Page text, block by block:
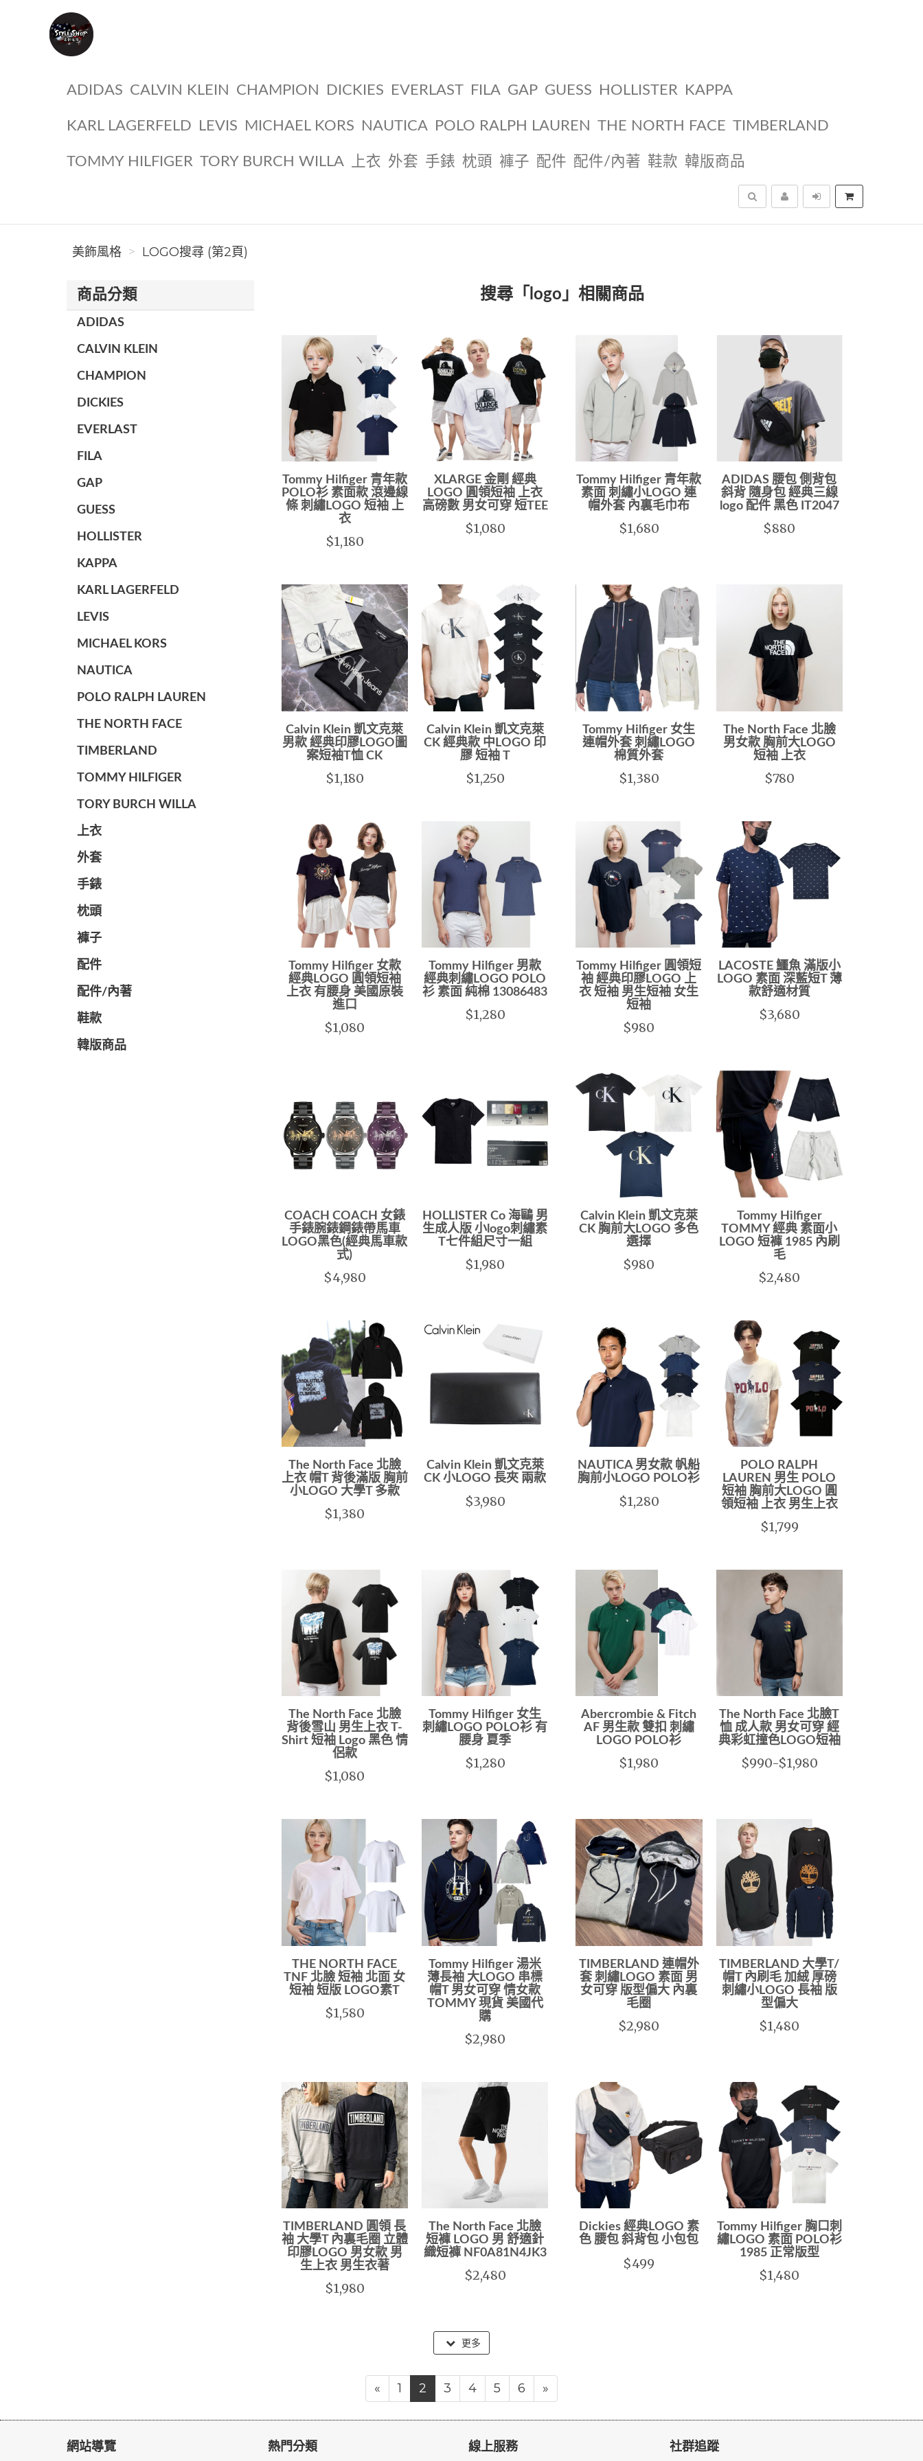
ADIDAS CALVIN KLEIN CHAMPION DICKIES EVERLAST FILA GAP GUESS HOLLISTER KAPPA
KARL LAGERFELD LEVIS MICHAEL KORS NAUTICA POLO RALPH LAUREN THE NORTH FACE TIMBERLAND
TOMMY HILFIGER TORY BURCH WILLA 上衣 外套 手錶 枕頭 褲子 配件 配件/內著 鞋款 韓版商品
搜尋
美飾風格 LOGO搜尋 (第2頁)
商品分類
ADIDAS
CALVIN KLEIN
CHAMPION
DICKIES
EVERLAST
FILA
GAP
GUESS
HOLLISTER
KAPPA
KARL LAGERFELD
LEVIS
MICHAEL KORS
NAUTICA
POLO RALPH LAUREN
THE NORTH FACE
TIMBERLAND
TOMMY HILFIGER
TORY BURCH WILLA
上衣
外套
手錶
枕頭
褲子
配件
配件/內著
鞋款
韓版商品
搜尋「logo」相關商品
Tommy Hilfiger 青年款
POLO衫 素面款 滾邊線
條 刺繡LOGO 短袖 上
衣
$1,180
XLARGE 金剛 經典
LOGO 圓領短袖 上衣
高磅數 男女可穿 短TEE
$1,080
Tommy Hilfiger 青年款
素面 刺繡小LOGO 連
帽外套 內裏毛巾布
$1,680
ADIDAS 腰包 側背包
斜背 隨身包 經典三線
logo 配件 黑色 IT2047
$880
Calvin Klein 凱文克萊
男款 經典印膠LOGO圖
案短袖T恤 CK
$1,180
Calvin Klein 凱文克萊
CK 經典款 中LOGO 印
膠 短袖 T
$1,250
Tommy Hilfiger 女生
連帽外套 刺繡LOGO
棉質外套
$1,380
The North Face 北臉
男女款 胸前大LOGO
短袖 上衣
$780
Tommy Hilfiger 女款
經典LOGO 圓領短袖
上衣 有腰身 美國原裝
進口
$1,080
Tommy Hilfiger 男款
經典刺繡LOGO POLO
衫 素面 純棉 13086483
$1,280
Tommy Hilfiger 圓領短
袖 經典印膠LOGO 上
衣 短袖 男生短袖 女生
短袖
$980
LACOSTE 鱷魚 滿版小
LOGO 素面 深藍短T 薄
款舒適材質
$3,680
COACH COACH 女錶
手錶腕錶鋼錶帶馬車
LOGO黑色(經典馬車款
式)
$4,980
HOLLISTER Co 海鷗 男
生成人版 小logo刺繡素
T七件組尺寸一組
$1,980
Calvin Klein 凱文克萊
CK 胸前大LOGO 多色
選擇
$980
Tommy Hilfiger
TOMMY 經典 素面小
LOGO 短褲 1985 內刷
毛
$2,480
The North Face 北臉
上衣 帽T 背後滿版 胸前
小LOGO 大學T 多款
$1,380
Calvin Klein 凱文克萊
CK 小LOGO 長夾 兩款
$3,980
NAUTICA 男女款 帆船
胸前小LOGO POLO衫
$1,280
POLO RALPH
LAUREN 男生 POLO
短袖 胸前大LOGO 圓
領短袖 上衣 男生上衣
$1,799
The North Face 北臉
背後雪山 男生上衣 T-
Shirt 短袖 Logo 黑色 情
侶款
$1,080
Tommy Hilfiger 女生
刺繡LOGO POLO衫 有
腰身 夏季
$1,280
Abercrombie & Fitch
AF 男生款 雙扣 刺繡
LOGO POLO衫
$1,980
The North Face 北臉T
恤 成人款 男女可穿 經
典彩虹撞色LOGO短袖
$990-$1,980
THE NORTH FACE
TNF 北臉 短袖 北面 女
短袖 短版 LOGO素T
$1,580
Tommy Hilfiger 湯米
薄長袖 大LOGO 串標
帽T 男女可穿 情女款
TOMMY 現貨 美國代
購
$2,980
TIMBERLAND 連帽外
套 刺繡LOGO 素面 男
女可穿 版型偏大 內裏
毛圈
$2,980
TIMBERLAND 大學T/
帽T 內刷毛 加絨 厚磅
刺繡小LOGO 長袖 版
型偏大
$1,480
TIMBERLAND 圓領 長
袖 大學T 內裏毛圈 立體
印膠LOGO 男女款 男
生上衣 男生衣著
$1,980
The North Face 北臉
短褲 LOGO 男 舒適針
織短褲 NF0A81N4JK3
$2,480
Dickies 經典LOGO 素
色 腰包 斜背包 小包包
$499
Tommy Hilfiger 胸口刺
繡LOGO 素面 POLO衫
1985 正常版型
$1,480
更多
« 1 2 3 4 5 6 »
網站導覽 熱門分類 線上服務 社群追蹤